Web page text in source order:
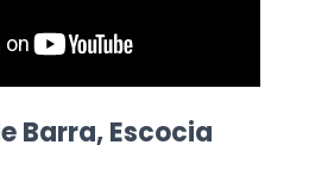
Barra, Escocia